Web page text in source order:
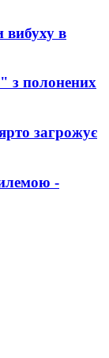
вибуху в
з полонених
загрожує
-